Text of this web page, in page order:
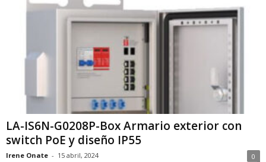
LA-IS6N-G0208P-Box Armario exterior con
switch PoE y diseño IP55
Irene Onate - 15 abril, 2024 0